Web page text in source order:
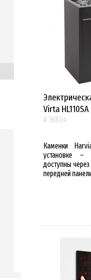
Virta
# ЭКВ04
Каменки
установке –
доступны
передней